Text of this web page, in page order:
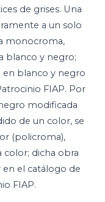
de grises. Una
a un solo
monocroma,
blanco y negro;
en blanco y negro
FIAP. Por
modificada
de un color, se
(policroma),
color; dicha obra
el catálogo de
FIAP.